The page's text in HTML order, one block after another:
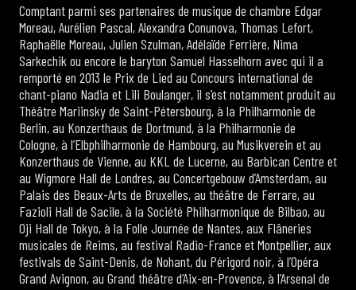
Comptant parmi ses partenaires de musique de chambre Edgar
Moreau, Aurélien Pascal, Alexandra Conunova, Thomas Lefort,
Raphaëlle Moreau, Julien Szulman, Adélaïde Ferrière, Nima
Sarkechik ou encore le baryton Samuel Hasselhorn avec qui il a
remporté en 2013 le Prix de Lied au Concours international de
chant-piano Nadia et Lili Boulanger, il s’est notamment produit au
Théâtre Mariinsky de Saint-Pétersbourg, à la Philharmonie de
Berlin, au Konzerthaus de Dortmund, à la Philharmonie de
Cologne, à l’Elbphilharmonie de Hambourg, au Musikverein et au
Konzerthaus de Vienne, au KKL de Lucerne, au Barbican Centre et
au Wigmore Hall de Londres, au Concertgebouw d’Amsterdam, au
Palais des Beaux-Arts de Bruxelles, au théâtre de Ferrare, au
Fazioli Hall de Sacile, à la Société Philharmonique de Bilbao, au
Oji Hall de Tokyo, à la Folle Journée de Nantes, aux Flâneries
musicales de Reims, au festival Radio-France et Montpellier, aux
festivals de Saint-Denis, de Nohant, du Périgord noir, à l’Opéra
Grand Avignon, au Grand théâtre d’Aix-en-Provence, à l’Arsenal de